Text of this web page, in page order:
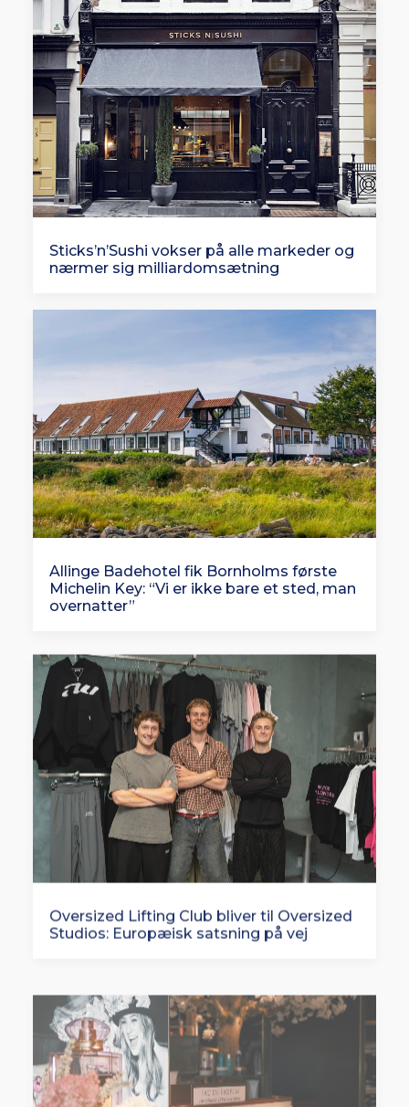
Sticks’n’Sushi vokser på alle markeder og
nærmer sig milliardomsætning
Allinge Badehotel fik Bornholms første
Michelin Key: “Vi er ikke bare et sted, man
overnatter”
Oversized Lifting Club bliver til Oversized
Studios: Europæisk satsning på vej